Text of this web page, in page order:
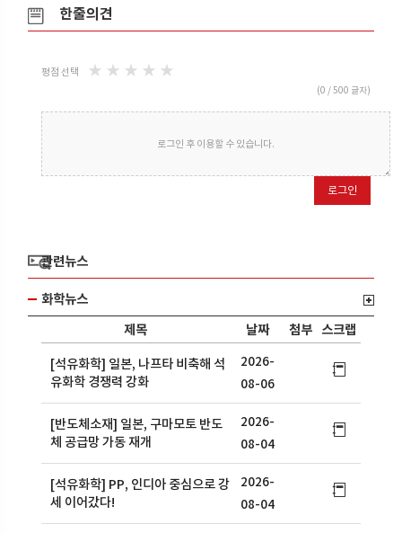
한줄의견
평점 선택 ★ ★ ★ ★ ★
(0 / 500 글자)
로그인 후 이용할 수 있습니다.
로그인
관련뉴스
화학뉴스
제목
날짜 첨부 스크랩
[석유화학] 일본, 나프타 비축해 석
유화학 경쟁력 강화
2026-
08-06
[반도체소재] 일본, 구마모토 반도
체 공급망 가동 재개
2026-
08-04
[석유화학] PP, 인디아 중심으로 강
세 이어갔다!
2026-
08-04